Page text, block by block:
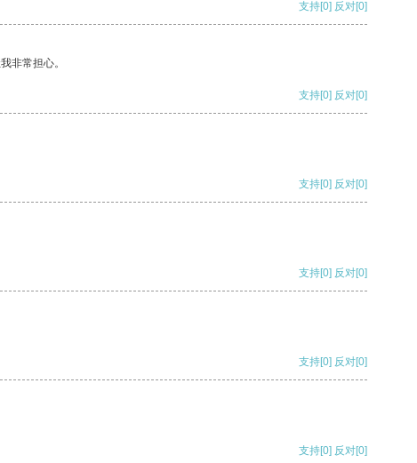
支持[0] 反对[0]
非常担心。
支持[0] 反对[0]
支持[0] 反对[0]
支持[0] 反对[0]
支持[0] 反对[0]
支持[0] 反对[0]